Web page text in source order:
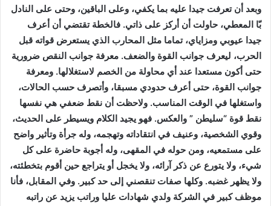
وبعد أن تعرفت جيدا عليه بما يكفي، وعلى الباقين، وحتى على النادل
بّا المعطي، حاولت أن أركز على ذاتي. فالخطة تقتضي أن أعرف
جيدا عيوبي ومزاياي، تماما مثل المحارب الذي يستعرض قواته قبل
الحرب، ليعرف جوانب القوة والضعف. معرفة جوانب النقص ضرورية
حتى أكون مستعدا عند أي محاولة من الخصم لاستغلالها. ومعرفة
جوانب القوة، حتى أعرف حدودي مسبقا، وأتصرف حسب الحالات،
واستغلها في الوقت المناسب. ولاحظت أن نقط ضعفي هي نفسها
نقط قوة “سليطن ” والعكس. فهو يجيد الكلام ويسيطر على الحديث،
وقوي الشخصية، وعنيف في انتقاداته وتهجمه، وله جرأة وتأثير واضح
على مستمعيه، ومن حوله في المقهى، وله أجوبة حاضرة على كل
شيء، ولا يتورع عن ذكر آرائه، ولا يخجل أو يتراجع حين أقوم بتخطئته،
ولا يظهر غضبه. وكلها صفات تنقصني إلى حد كبير. وفي المقابل، فأنا
موظف كبير في الشركة ولدي شهادات عليا وراتب يزيد عن راتبه